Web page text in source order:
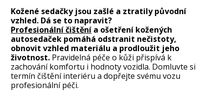
Kožené sedačky jsou zašlé a ztratily původní
vzhled. Dá se to napravit?
Profesionální čištění a ošetření kožených
autosedaček pomáhá odstranit nečistoty,
obnovit vzhled materiálu a prodloužit jeho
životnost. Pravidelná péče o kůži přispívá k
zachování komfortu i hodnoty vozidla. Domluvte si
termín čištění interiéru a dopřejte svému vozu
profesionální péči.